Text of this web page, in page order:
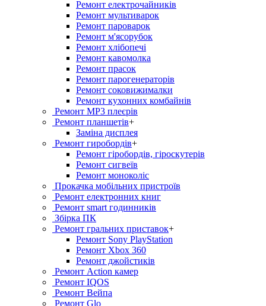
Ремонт електрочайників
Ремонт мультиварок
Ремонт пароварок
Ремонт м'ясорубок
Ремонт хлiбопечi
Ремонт кавомолка
Ремонт прасок
Ремонт парогенераторiв
Ремонт соковижималки
Ремонт кухонних комбайнів
Ремонт MP3 плеєрів
Ремонт планшетів+
Заміна дисплея
Ремонт гиробордiв+
Ремонт гіробордів, гіроскутерів
Ремонт сигвеїв
Ремонт моноколіс
Прокачка мобільних пристроїв
Ремонт електронних книг
Ремонт smart годинників
Збірка ПК
Ремонт гральних приставок+
Ремонт Sony PlayStation
Ремонт Xbox 360
Ремонт джойстиків
Ремонт Action камер
Ремонт IQOS
Ремонт Вейпа
Ремонт Glo